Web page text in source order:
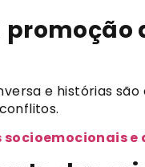
e histórias